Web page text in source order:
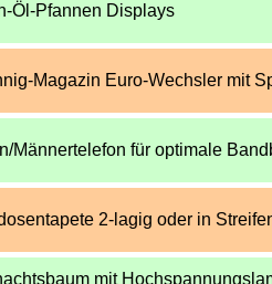
Öl-Pfannen Displays
Magazin Euro-Wechsler mit
Männertelefon für optimale
2-lagig oder in
mit